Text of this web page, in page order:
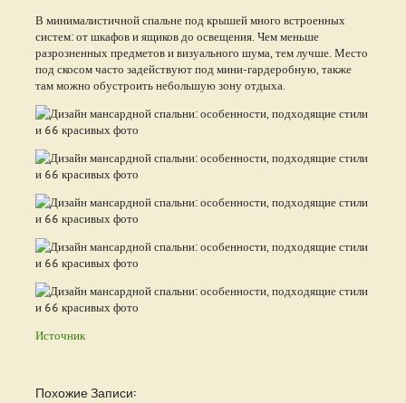
В минималистичной спальне под крышей много встроенных
систем: от шкафов и ящиков до освещения. Чем меньше
разрозненных предметов и визуального шума, тем лучше. Место
под скосом часто задействуют под мини-гардеробную, также
там можно обустроить небольшую зону отдыха.
Источник
Похожие Записи: